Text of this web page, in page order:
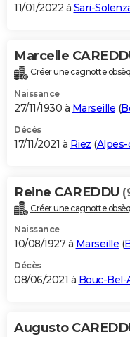
11/01/2022 à Sari-
Marcelle
Créer une cagnotte
Naissance
27/11/1930 à Marseille (
Décès
17/11/2021 à Riez (
Reine CAREDDU
Créer une cagnotte
Naissance
10/08/1927 à Marseille (
Décès
08/06/2021 à Bouc-Bel-
Augusto